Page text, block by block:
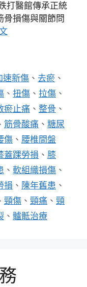
打醫館傳承正統
骨損傷與關節問
速新傷 、去瘀 、
、 扭傷 、 拉傷 、
瘀止痛 、 整骨 、
筋骨酸痛 、 糖尿
傷 、 腰椎間盤
蓋踝勞損 、 膝
、 軟組織損傷 、
損 、 陳年舊患 、
頸傷 、 頸痛 、 頸
、 髗骶治療